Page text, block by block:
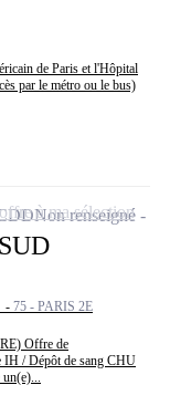
de Paris et l'Hôpital
par le métro ou le bus)
- 75 - PARIS 2E
Offre de
IH / Dépôt de sang CHU
Non renseigné
à ma sélection